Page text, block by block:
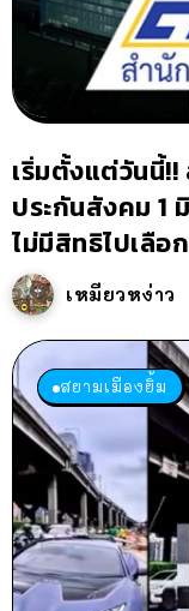
เริ่มตั้งแต่วันนี้
ประกันสังคม 1
ไม่มีสิทธิไปเลือ
เหมียวหง่าว
สยามเมืองยิ้ม